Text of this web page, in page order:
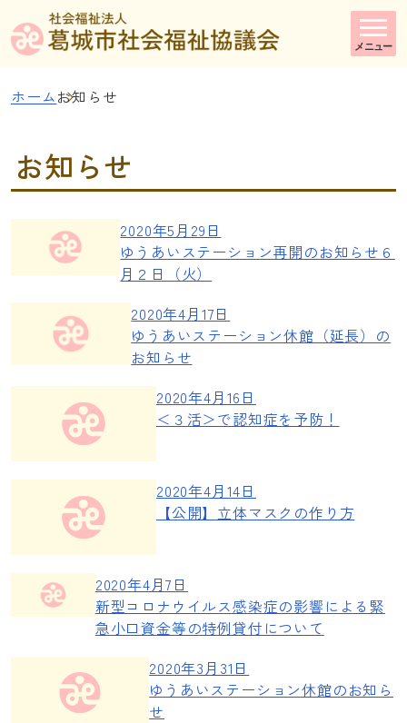
メニュー
ホームお知らせ
お知らせ
2020年5月29日
ゆうあいステーション再開のお知らせ６
月２日（火）
2020年4月17日
ゆうあいステーション休館（延長）の
お知らせ
2020年4月16日
＜３活＞で認知症を予防！
2020年4月14日
【公開】立体マスクの作り方
2020年4月7日
新型コロナウイルス感染症の影響による緊
急小口資金等の特例貸付について
2020年3月31日
ゆうあいステーション休館のお知ら
せ